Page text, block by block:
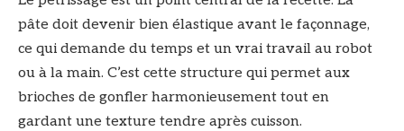
pâte doit devenir bien élastique avant le façonnage,
ce qui demande du temps et un vrai travail au robot
ou à la main. C’est cette structure qui permet aux
brioches de gonfler harmonieusement tout en
gardant une texture tendre après cuisson.